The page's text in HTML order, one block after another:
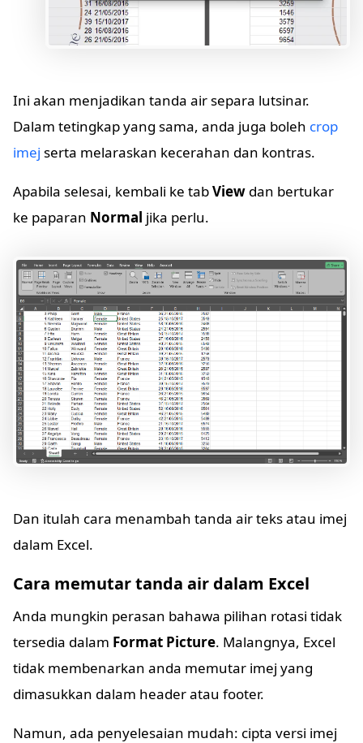
Ini akan menjadikan tanda air separa lutsinar.
Dalam tetingkap yang sama, anda juga boleh crop
imej serta melaraskan kecerahan dan kontras.
Apabila selesai, kembali ke tabView dan bertukar
ke paparan Normal jika perlu.
Dan itulah cara menambah tanda air teks atau imej
dalam Excel.
Cara memutar tanda air dalam Excel
Anda mungkin perasan bahawa pilihan rotasi tidak
tersedia dalam Format Picture. Malangnya, Excel
tidak membenarkan anda memutar imej yang
dimasukkan dalam header atau footer.
Namun, ada penyelesaian mudah: cipta versi imej